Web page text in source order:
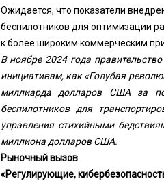
Ожидается, что показатели
беспилотников для оптимизации
к более широким коммерческим
В ноябре 2024 года
инициативам, как «Голубая
миллиарда долларов США за
беспилотников для
управления стихийными
миллиона долларов США.
Рыночный вызов
«Регулирующие,